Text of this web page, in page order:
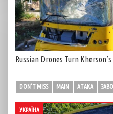
Russian Drones Turn
DON'T MISS MAIN АТАКА
УКРАЇНА